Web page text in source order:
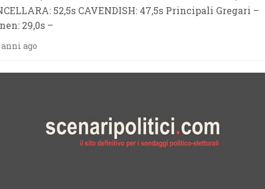
52,5s CAVENDISH: 47,5s Principali Gregari –
29,0s –
ago